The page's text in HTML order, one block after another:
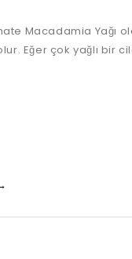
Macadamia Yağı
Eğer çok yağlı bir